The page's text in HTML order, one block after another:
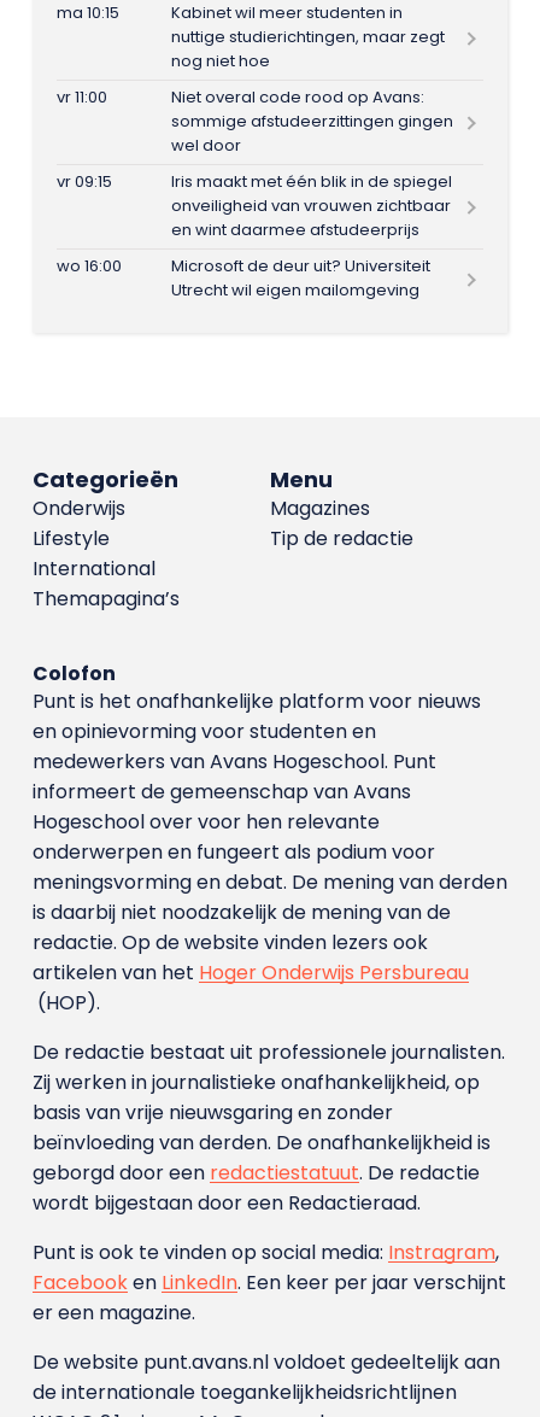
ma 10:15
Kabinet wil meer studenten in
nuttige studierichtingen, maar zegt
nog niet hoe
vr 11:00
Niet overal code rood op Avans:
sommige afstudeerzittingen gingen
wel door
vr 09:15
Iris maakt met één blik in de spiegel
onveiligheid van vrouwen zichtbaar
en wint daarmee afstudeerprijs
wo 16:00
Microsoft de deur uit? Universiteit
Utrecht wil eigen mailomgeving
Menu
Magazines
Tip de redactie
Categorieën
Onderwijs
Lifestyle
International
Themapagina’s
Colofon
Punt is het onafhankelijke platform voor nieuws
en opinievorming voor studenten en
medewerkers van Avans Hoge­school. Punt
informeert de gemeenschap van Avans
Hogeschool over voor hen relevante
onderwerpen en fungeert als podium voor
meningsvorming en debat. De mening van derden
is daarbij niet noodzakelijk de mening van de
redactie. Op de website vinden lezers ook
artikelen van het Hoger Onderwijs Persbureau
(HOP).
De redactie bestaat uit professionele journalisten.
Zij werken in journalistieke onafhankelijkheid, op
basis van vrije nieuwsgaring en zonder
beïnvloeding van derden. De onafhankelijkheid is
geborgd door een redactiestatuut. De redactie
wordt bijgestaan door een Redactieraad.
Punt is ook te vinden op social media: Instragram,
Facebooken LinkedIn. Een keer per jaar verschijnt
er een magazine.
De website punt.avans.nl voldoet gedeeltelijk aan
de internationale toegankelijkheidsrichtlijnen